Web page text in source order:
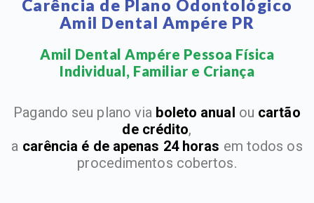
Carência de Plano Odontológico
Amil Dental Ampére PR
Amil Dental Ampére Pessoa Física
Individual, Familiar e Criança​
Pagando seu plano via boleto anual ou cartão
de crédito,
a carência é de apenas 24 horas em todos os
procedimentos cobertos.